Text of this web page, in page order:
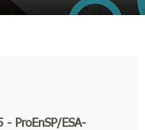
- ProEnSP/ESA-